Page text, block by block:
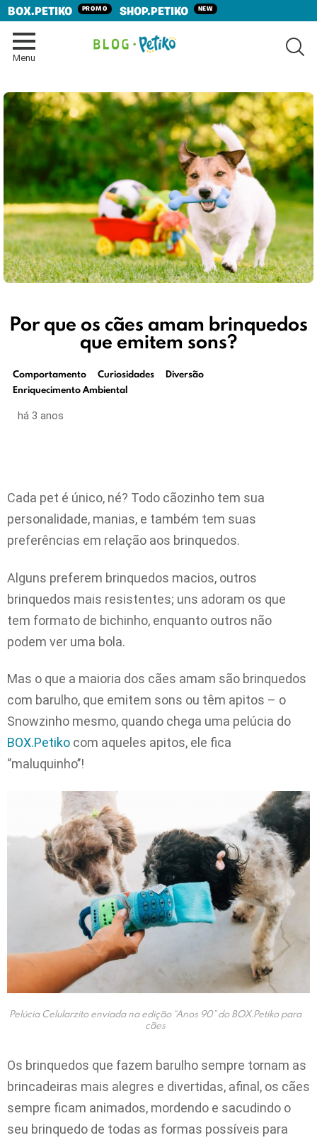
BOX.PETIKO PROMO SHOP.PETIKO NEW
Menu
Por que os cães amam brinquedos
que emitem sons?
Comportamento Curiosidades
Diversão
Enriquecimento Ambiental
há 3 anos
Cada pet é único, né? Todo cãozinho tem sua
personalidade, manias, e também tem suas
preferências em relação aos brinquedos.
Alguns preferem brinquedos macios, outros
brinquedos mais resistentes; uns adoram os que
tem formato de bichinho, enquanto outros não
podem ver uma bola.
Mas o que a maioria dos cães amam são brinquedos
com barulho, que emitem sons ou têm apitos – o
Snowzinho mesmo, quando chega uma pelúcia do
BOX.Petiko com aqueles apitos, ele fica
‘’maluquinho’’!
Pelúcia Celularzito enviada na edição “Anos 90” do BOX.Petiko para
cães
Os brinquedos que fazem barulho sempre tornam as
brincadeiras mais alegres e divertidas, afinal, os cães
sempre ficam animados, mordendo e sacudindo o
seu brinquedo de todas as formas possíveis para